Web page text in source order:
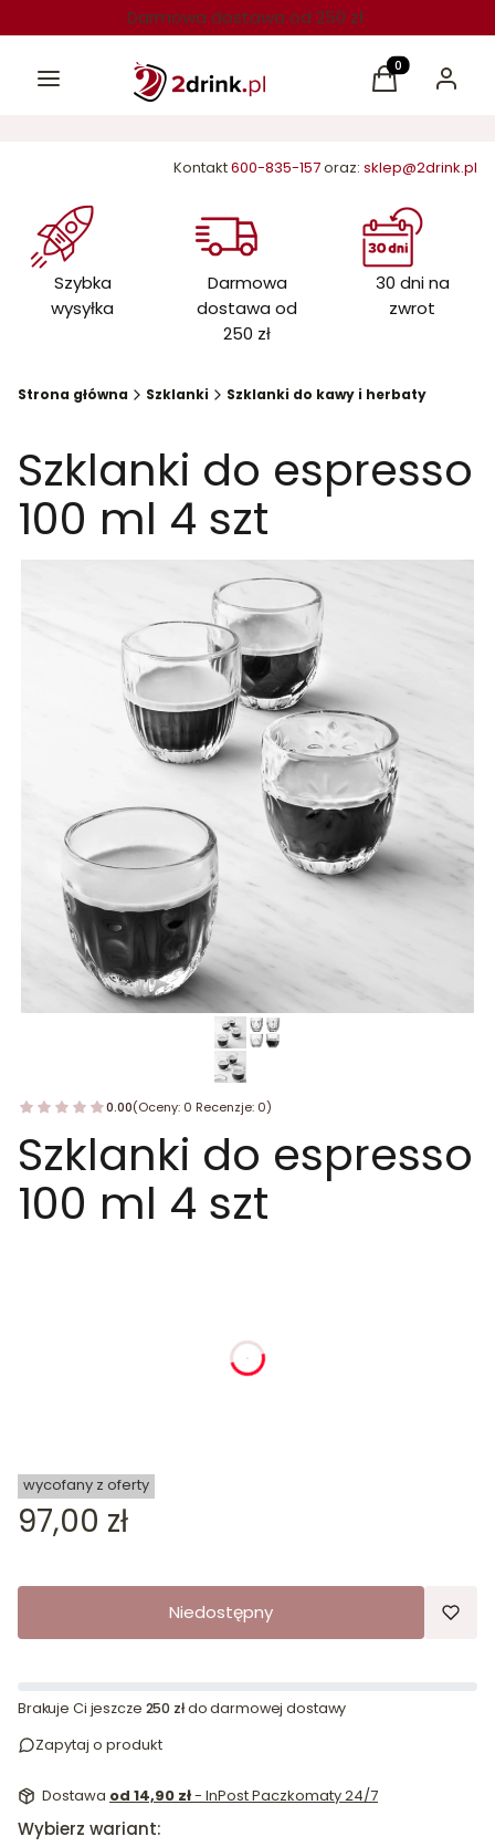
Darmowa dostawa od 250 zł
Menu Produkty w
Koszyk Zaloguj
Kontakt600-835-157oraz: sklep@2drink.pl
Szybka
wysyłka
Darmowa
dostawa od
250 zł
30 dni na
zwrot
Strona główna Szklanki Szklanki do kawy i herbaty
Szklanki do espresso
100 ml 4 szt
0.00(Oceny: 0 Recenzje: 0)
Szklanki do espresso
100 ml 4 szt
wycofany z oferty
Cena
97,00 zł
Niedostępny
Brakuje Ci jeszcze 250 złdo darmowej dostawy
Zapytaj o produkt
Dostawa od 14,90 zł- InPost Paczkomaty 24/7
Wybierz wariant: